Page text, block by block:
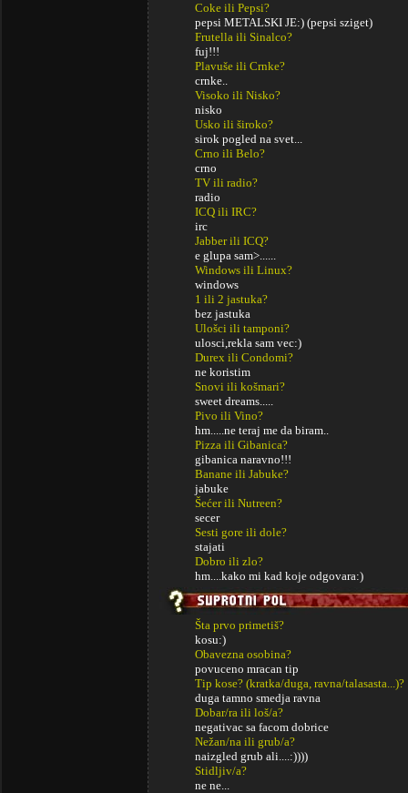
Coke ili Pepsi?
pepsi METALSKI JE:) (pepsi sziget)
Frutella ili Sinalco?
fuj!!!
Plavuše ili Crnke?
crnke..
Visoko ili Nisko?
nisko
Usko ili široko?
sirok pogled na svet...
Crno ili Belo?
crno
TV ili radio?
radio
ICQ ili IRC?
irc
Jabber ili ICQ?
e glupa sam>......
Windows ili Linux?
windows
1 ili 2 jastuka?
bez jastuka
Ulošci ili tamponi?
ulosci,rekla sam vec:)
Durex ili Condomi?
ne koristim
Snovi ili košmari?
sweet dreams.....
Pivo ili Vino?
hm.....ne teraj me da biram..
Pizza ili Gibanica?
gibanica naravno!!!
Banane ili Jabuke?
jabuke
Šećer ili Nutreen?
secer
Sesti gore ili dole?
stajati
Dobro ili zlo?
hm....kako mi kad koje odgovara:)
Šta prvo primetiš?
kosu:)
Obavezna osobina?
povuceno mracan tip
Tip kose? (kratka/duga, ravna/talasasta...)?
duga tamno smedja ravna
Dobar/ra ili loš/a?
negativac sa facom dobrice
Nežan/na ili grub/a?
naizgled grub ali....:))))
Stidljiv/a?
ne ne...